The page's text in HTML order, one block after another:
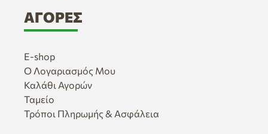
ΑΓΟΡΈΣ
E-shop
Ο Λογαριασμός Μου
Καλάθι Αγορών
Ταμείο
Τρόποι Πληρωμής & Ασφάλεια